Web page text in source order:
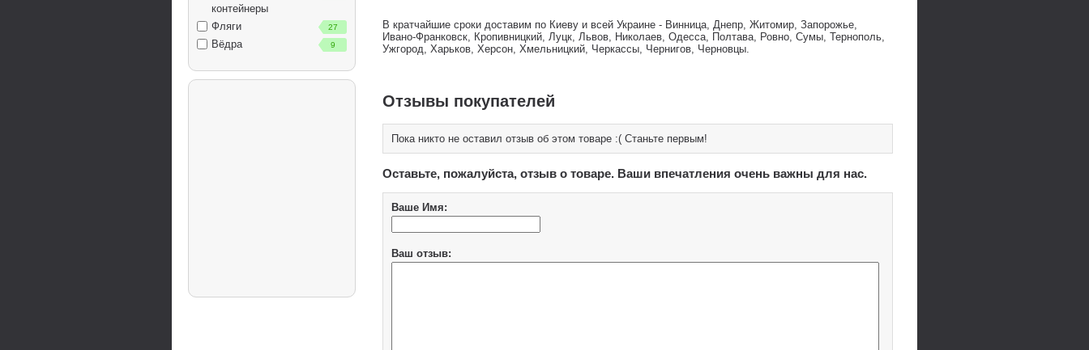
контейнеры
Фляги 27
Вёдра 9
В кратчайшие сроки доставим по Киеву и всей Украине - Винница, Днепр, Житомир, Запорожье,
Ивано-Франковск, Кропивницкий, Луцк, Львов, Николаев, Одесса, Полтава, Ровно, Сумы, Тернополь,
Ужгород, Харьков, Херсон, Хмельницкий, Черкассы, Чернигов, Черновцы.
Отзывы покупателей
Пока никто не оставил отзыв об этом товаре :( Станьте первым!
Оставьте, пожалуйста, отзыв о товаре. Ваши впечатления очень важны для нас.
Ваше Имя:
Ваш отзыв: